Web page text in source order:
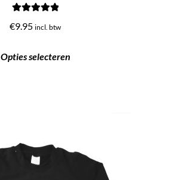
€9.95 incl. btw
Opties selecteren